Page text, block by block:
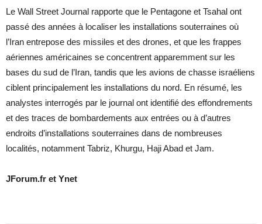
Le Wall Street Journal rapporte que le Pentagone et Tsahal ont
passé des années à localiser les installations souterraines où
l’Iran entrepose des missiles et des drones, et que les frappes
aériennes américaines se concentrent apparemment sur les
bases du sud de l’Iran, tandis que les avions de chasse israéliens
ciblent principalement les installations du nord. En résumé, les
analystes interrogés par le journal ont identifié des effondrements
et des traces de bombardements aux entrées ou à d’autres
endroits d’installations souterraines dans de nombreuses
localités, notamment Tabriz, Khurgu, Haji Abad et Jam.
JForum.fr et Ynet